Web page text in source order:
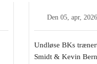
Den 05, apr, 2026
Undløse BKs
Smidt & Kevin